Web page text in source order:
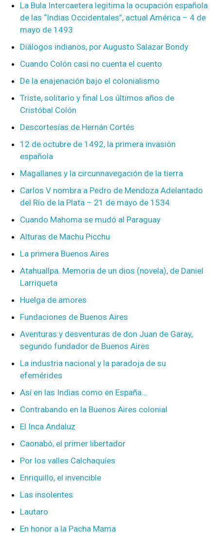
La Bula Intercaetera legitima la ocupación española
de las “Indias Occidentales”, actual América – 4 de
mayo de 1493
Diálogos indianos, por Augusto Salazar Bondy
Cuando Colón casi no cuenta el cuento
De la enajenación bajo el colonialismo
Triste, solitario y final Los últimos años de
Cristóbal Colón
Descortesías de Hernán Cortés
12 de octubre de 1492, la primera invasión
española
Magallanes y la circunnavegación de la tierra
Carlos V nombra a Pedro de Mendoza Adelantado
del Río de la Plata – 21 de mayo de 1534
Cuando Mahoma se mudó al Paraguay
Alturas de Machu Picchu
La primera Buenos Aires
Atahuallpa. Memoria de un dios (novela), de Daniel
Larriqueta
Huelga de amores
Fundaciones de Buenos Aires
Aventuras y desventuras de don Juan de Garay,
segundo fundador de Buenos Aires
La industria nacional y la paradoja de su
efemérides
Así en las Indias como en España…
Contrabando en la Buenos Aires colonial
El Inca Andaluz
Caonabó, el primer libertador
Por los valles Calchaquíes
Enriquillo, el invencible
Las insolentes
Lautaro
En honor a la Pacha Mama